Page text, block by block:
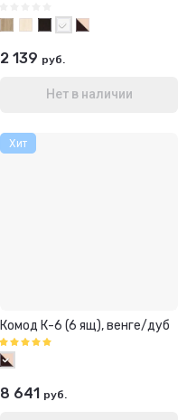
2 139 руб.
Нет в наличии
Хит
Комод К-6 (6 ящ), венге/дуб
8 641 руб.